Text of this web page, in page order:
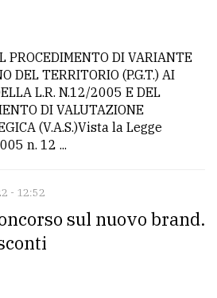
PROCEDIMENTO DI VARIANTE
DEL TERRITORIO (P.G.T.) AI
L.R. N.12/2005 E DEL
DI VALUTAZIONE
(V.A.S.)Vista la Legge
n. 12 ...
- 12:52
sul nuovo brand.